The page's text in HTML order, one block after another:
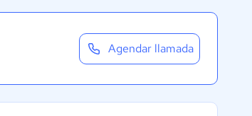
Agendar llamada